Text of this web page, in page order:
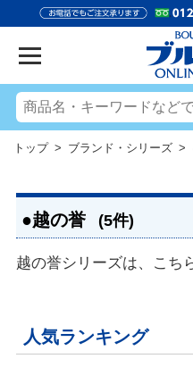
トップ> ブランド・シリーズ >
●越の誉 (5件)
越の誉シリーズは、こち
人気ランキング